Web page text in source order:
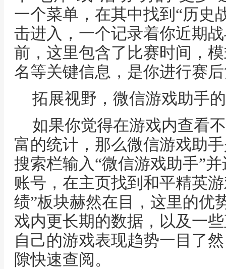
一个菜单，在其中找到“历史
击进入，一个记录着你近期
前，这里包含了比赛时间，
名等关键信息，是你进行赛
拓展视野，微信游戏助手
如果你觉得在游戏内查看
富的统计，那么微信游戏助
搜索栏输入“微信游戏助手”
账号，在主页找到和平精英
绩”板块赫然在目，这里的优
戏内更长期的数据，以及一
自己的游戏表现趋势一目了
隙快速查阅。